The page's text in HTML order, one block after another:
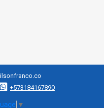
+573184167890
▼